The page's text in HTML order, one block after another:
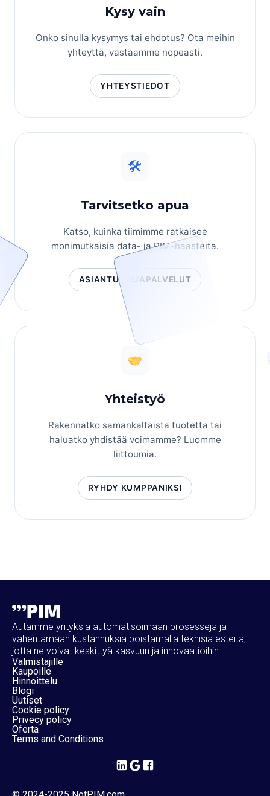
Kysy vain
Onko sinulla kysymys tai ehdotus? Ota meihin
yhteyttä, vastaamme nopeasti.
YHTEYSTIEDOT
🛠
Tarvitsetko apua
Katso, kuinka tiimimme ratkaisee
monimutkaisia data- ja PIM-haasteita.
ASIANTUNTIJAPALVELUT
Yhteistyö
Rakennatko samankaltaista tuotetta tai
haluatko yhdistää voimamme? Luomme
liittoumia.
RYHDY KUMPPANIKSI
Autamme yrityksiä automatisoimaan prosesseja ja
vähentämään kustannuksia poistamalla teknisiä esteitä,
jotta ne voivat keskittyä kasvuun ja innovaatioihin.
Valmistajille
Kaupoille
Hinnoittelu
Blogi
Uutiset
Cookie policy
Privecy policy
Oferta
Terms and Conditions